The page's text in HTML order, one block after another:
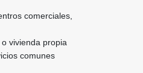
comerciales,
vivienda propia
comunes